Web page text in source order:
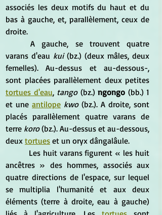
associés les deux motifs du haut et du
bas à gauche, et, parallèlement, ceux de
droite.
	A gauche, se trouvent quatre
varans d'eau kui (bz.) (deux mâles, deux
femelles). Au-dessus et au-dessous-,
tortues d'eau, tango (bz.) ngongo (bb.) 1
et une antilope kwo (bz.). A droite, sont
placés parallèlement quatre varans de
terre koro (bz.). Au-dessus et au-dessous,
deux tortues et un oryx dângalâule.
ancêtres » des hommes, associés aux
quatre directions de l'espace, sur lequel
se multiplia l'humanité et aux deux
éléments (terre à droite, eau à gauche)